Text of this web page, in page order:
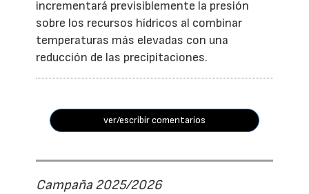
incrementará previsiblemente la presión
sobre los recursos hídricos al combinar
temperaturas más elevadas con una
reducción de las precipitaciones.
ver/escribir comentarios
Campaña 2025/2026